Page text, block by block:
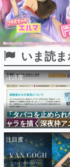
インタビュー
連載・
殿
SNS
ど。
事を
名作
聞き
きま
赫
この
の形
いま読
注目度
「タバコを止めら
ャラを描く深夜枠
聴者の一部から批判
薬物の使用と思しき
て、BPOが議論を
注目度